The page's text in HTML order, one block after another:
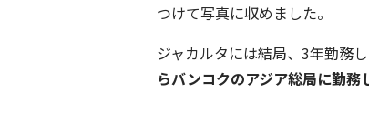
つけて写真に収めました。
ジャカルタには結局、3年勤務
らバンコクのアジア総局に勤務